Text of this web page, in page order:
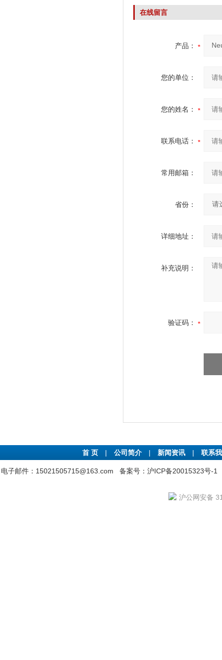
在线留言
产品：
您的单位：
您的姓名：
联系电话：
常用邮箱：
省份：
详细地址：
补充说明：
验证码：
首 页 | 公司简介 | 新闻资讯 | 联系
电子邮件：15021505715@163.com 备案号：沪ICP备20015323号-1
沪公网安备